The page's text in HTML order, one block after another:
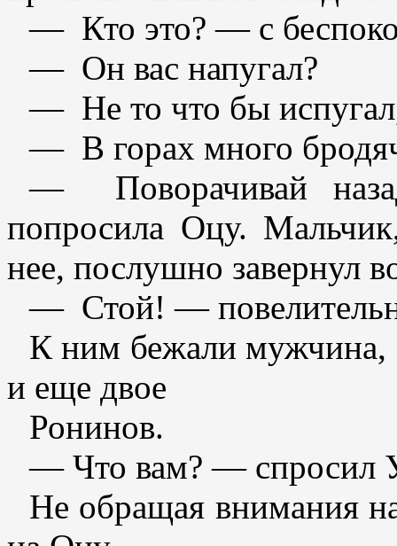
— Кто это? — с
— Он вас напугал?
— Не то что бы
— В горах много
— Поворачивай
попросила Оцу.
нее, послушно завернул
— Стой! —
К ним бежали мужчина,
и еще двое
Ронинов.
— Что вам? — спросил
Не обращая внимания